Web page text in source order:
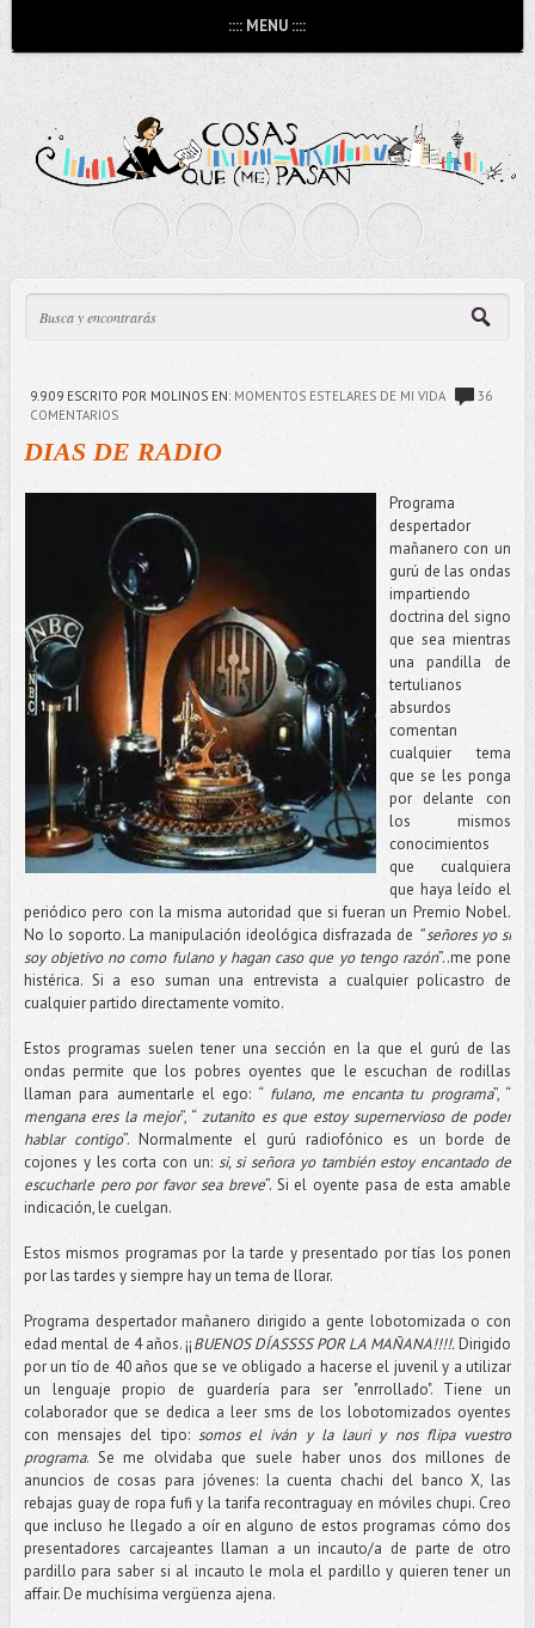
:::: MENU ::::
9.9.09ESCRITO POR MOLINOS EN: MOMENTOS ESTELARES DE MI VIDA
36
COMENTARIOS
DIAS DE RADIO
Programa
despertador
mañanero con un
gurú de las ondas
impartiendo
doctrina del signo
que sea mientras
una pandilla de
tertulianos
absurdos
comentan
cualquier tema
que se les ponga
por delante con
los mismos
conocimientos
que cualquiera
que haya leído el
periódico pero con la misma autoridad que si fueran un Premio Nobel.
No lo soporto. La manipulación ideológica disfrazada de “ señores yo sí
soy objetivo no como fulano y hagan caso que yo tengo razón”..me pone
histérica. Si a eso suman una entrevista a cualquier policastro de
cualquier partido directamente vomito.
Estos programas suelen tener una sección en la que el gurú de las
ondas permite que los pobres oyentes que le escuchan de rodillas
llaman para aumentarle el ego: “ fulano, me encanta tu programa”, “
mengana eres la mejor”, “zutanito es que estoy supernervioso de poder
hablar contigo”. Normalmente el gurú radiofónico es un borde de
cojones y les corta con un: si, si señora yo también estoy encantado de
escucharle pero por favor sea breve”. Si el oyente pasa de esta amable
indicación, le cuelgan.
Estos mismos programas por la tarde y presentado por tías los ponen
por las tardes y siempre hay un tema de llorar.
Programa despertador mañanero dirigido a gente lobotomizada o con
edad mental de 4 años. ¡¡BUENOS DÍASSSS POR LA MAÑANA!!!!.Dirigido
por un tío de 40 años que se ve obligado a hacerse el juvenil y a utilizar
un lenguaje propio de guardería para ser "enrrollado". Tiene un
colaborador que se dedica a leer sms de los lobotomizados oyentes
con mensajes del tipo: somos el iván y la lauri y nos flipa vuestro
programa. Se me olvidaba que suele haber unos dos millones de
anuncios de cosas para jóvenes: la cuenta chachi del banco X, las
rebajas guay de ropa fufi y la tarifa recontraguay en móviles chupi. Creo
que incluso he llegado a oír en alguno de estos programas cómo dos
presentadores carcajeantes llaman a un incauto/a de parte de otro
pardillo para saber si al incauto le mola el pardillo y quieren tener un
affair. De muchísima vergüenza ajena.